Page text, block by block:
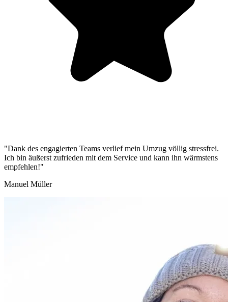
"Dank des engagierten Teams verlief mein Umzug völlig stressfrei.
Ich bin äußerst zufrieden mit dem Service und kann ihn wärmstens
empfehlen!"
Manuel Müller